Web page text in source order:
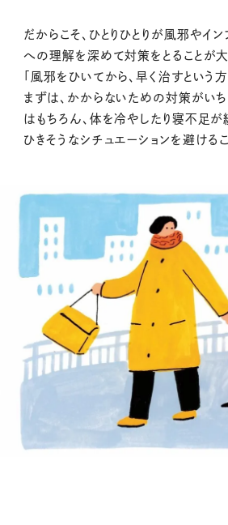
だからこそ、ひとりひとりが風邪やイ
への理解を深めて対策をとることが大
「風邪をひいてから、早く治すという
まずは、かからないための対策がい
はもちろん、体を冷やしたり寝不足が
ひきそうなシチュエーションを避ける